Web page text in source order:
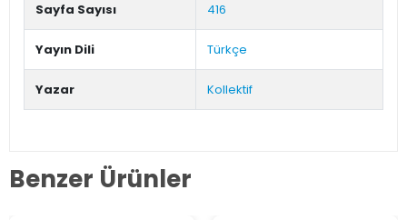
Sayfa Sayısı 416
Yayın Dili Türkçe
Yazar Kollektif
Benzer Ürünler